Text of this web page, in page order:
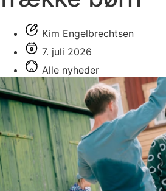
Kim Engelbrechtsen
7. juli 2026
Alle nyheder